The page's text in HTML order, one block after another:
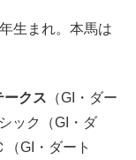
生まれ。本馬は
ークス （GI・ダー
ック（GI・ダ
GI・ダート